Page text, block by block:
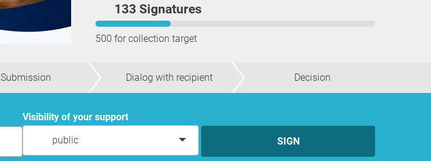
133 Signatures
500 for collection target
Submission Dialog with recipient Decision
Visibility of your support
public
SIGN